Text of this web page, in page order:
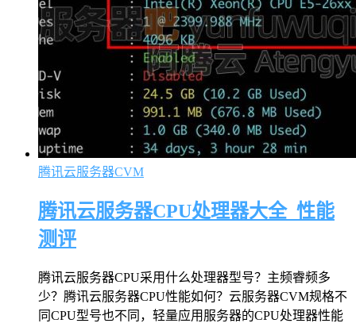
腾讯云服务器CVM
腾讯云服务器CPU处理器大全_性能
测评
腾讯云服务器CPU采用什么处理器型号？主频睿频多
少？腾讯云服务器CPU性能如何？云服务器CVM规格不
同CPU型号也不同，轻量应用服务器的CPU处理器性能